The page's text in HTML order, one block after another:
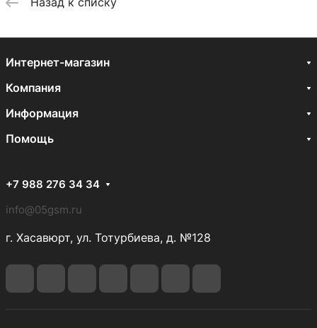
Интернет-магазин
Компания
Информация
Помощь
+7 988 276 34 34
info@05gsm.ru
г. Хасавюрт, ул. Тотурбиева, д. №128